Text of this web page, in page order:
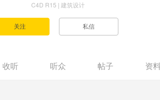
C4D R15 | 建筑设计
收听 听众 帖子 资